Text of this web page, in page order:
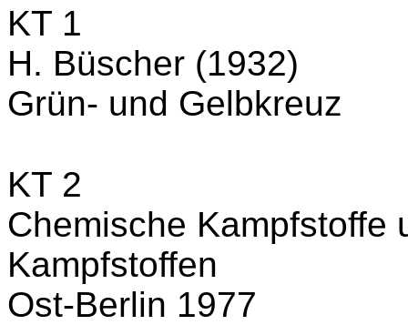
KT 1
H. Büscher (1932)
Grün- und Gelbkreuz
KT 2
Chemische Kampfstoffe
Kampfstoffen
Ost-Berlin 1977